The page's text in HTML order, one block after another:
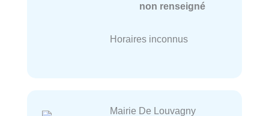
non renseigné
Horaires inconnus
Mairie De Louvagny